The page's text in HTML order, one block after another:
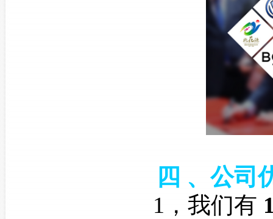
四 、公司
1，我们有